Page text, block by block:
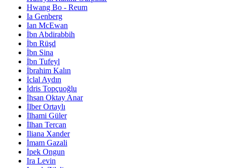
Hwang Bo - Reum
Ia Genberg
Ian McEwan
İbn Abdirabbih
İbn Rüşd
İbn Sina
İbn Tufeyl
İbrahim Kalın
İclal Aydın
İdris Topçuoğlu
İhsan Oktay Anar
İlber Ortaylı
İlhami Güler
İlhan Tercan
Iliana Xander
İmam Gazali
İpek Ongun
Ira Levin